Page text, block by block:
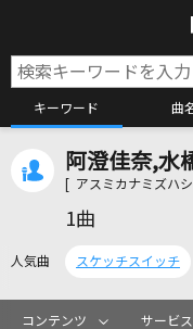
キーワード 曲
カ
阿澄佳奈,水
[ アスミカナミズハ
1曲
人気曲 スケッチスイッチ
コンテンツ サービス